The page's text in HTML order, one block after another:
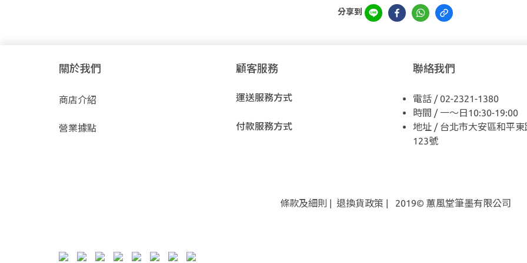
分享到
關於我們
商店介紹
營業據點
顧客服務
運送服務方式
付款服務方式
聯絡我們
電話 / 02-2321-1380
時間 / 一～日10:30-19:00
地址 / 台北市大安區和平東
123號
條款及細則 | 退換貨政策 | 2019© 蕙風堂筆墨有限公司